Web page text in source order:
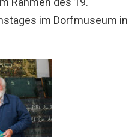
im Dorfmuseum in